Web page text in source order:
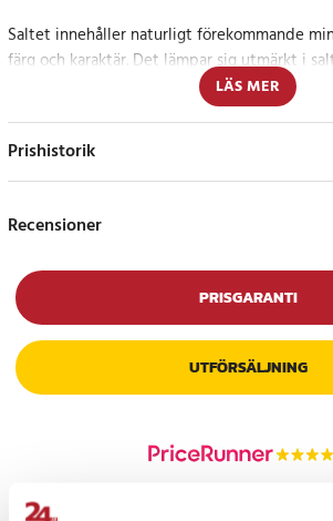
Saltet innehåller naturligt förekommande
färg och karaktär. Det lämpar sig utmärkt i
kristallerna mals ner till perfekt kornstorlek
Refillpåsen gör det enkelt att hålla kvarnen
praktiskt och hållbart.
Ett naturligt inslag i köket
på tallriken.
Specifikation
- Innehåll: 400 g
- Typ: Himalayasalt
- Användning: Refill till saltkvarn
LÄS MER
Prishistorik
Recensioner
PRISGARANTI
UTFÖRSÄLJNING